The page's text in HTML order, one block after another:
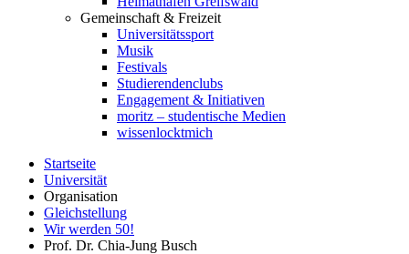
Gemeinschaft & Freizeit
Universitätssport
Musik
Festivals
Studierendenclubs
Engagement & Initiativen
moritz – studentische Medien
wissenlocktmich
Startseite
Universität
Organisation
Gleichstellung
Wir werden 50!
Prof. Dr. Chia-Jung Busch